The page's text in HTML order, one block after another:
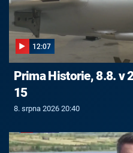
12:07
Prima Historie, 8.8. v
15
8. srpna 2026 20:40